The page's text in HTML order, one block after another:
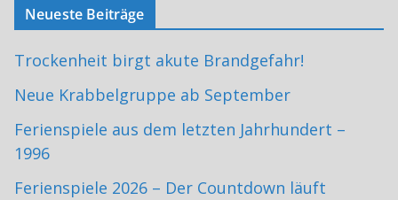
Neueste Beiträge
Trockenheit birgt akute Brandgefahr!
Neue Krabbelgruppe ab September
Ferienspiele aus dem letzten Jahrhundert –
1996
Ferienspiele 2026 – Der Countdown läuft